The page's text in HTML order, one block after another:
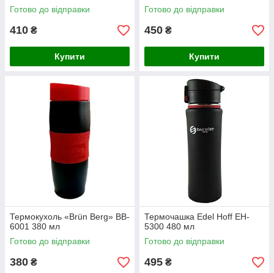
Готово до відправки
410 ₴
Купити
Готово до відправки
450 ₴
Купити
Термокухоль «Brün Berg» BB-
6001 380 мл
Готово до відправки
380 ₴
Термочашка Edel Hoff EH-
5300 480 мл
Готово до відправки
495 ₴